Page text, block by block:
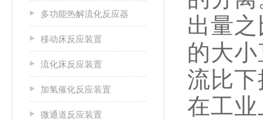
多功能热解流化反应器
移动床反应装置
流化床反应装置
加氢催化反应装置
微通道反应装置
出量
的大
流比
在工